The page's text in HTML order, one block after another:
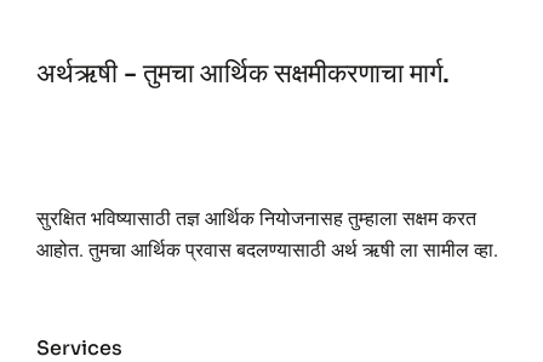
अर्थऋषी - तुमचा आर्थिक सक्षमीकरणाचा मार्ग.
सुरक्षित भविष्यासाठी तज्ञ आर्थिक नियोजनासह तुम्हाला सक्षम करत
आहोत. तुमचा आर्थिक प्रवास बदलण्यासाठी अर्थ ऋषी ला सामील व्हा.
Services